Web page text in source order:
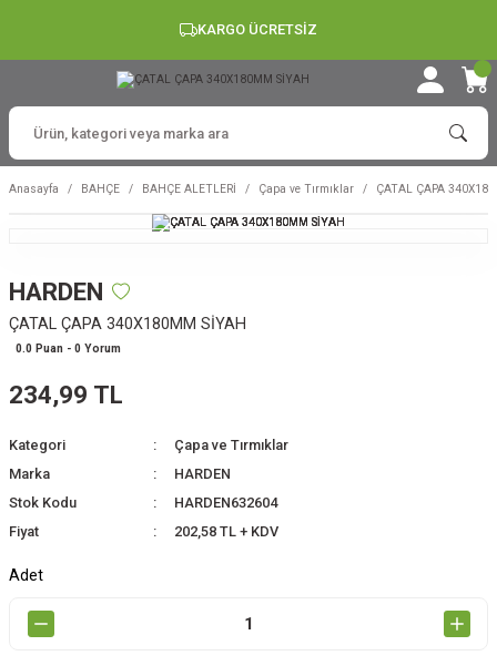
KARGO ÜCRETSİZ
Anasayfa BAHÇE BAHÇE ALETLERİ Çapa ve Tırmıklar ÇATAL ÇAPA
HARDEN
ÇATAL ÇAPA 340X180MM SİYAH
0.0 Puan - 0 Yorum
234,99 TL
Kategori
Çapa ve Tırmıklar
Marka
HARDEN
Stok Kodu
HARDEN632604
Fiyat
202,58 TL + KDV
Adet